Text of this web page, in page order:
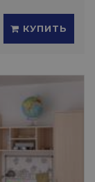
КУПИТЬ